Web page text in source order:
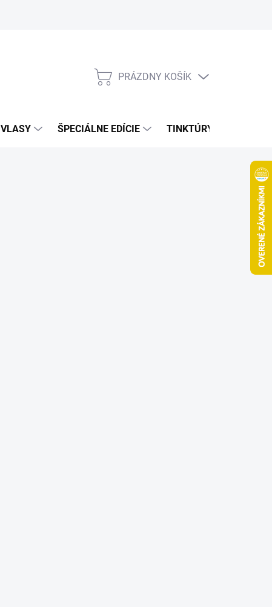
NÁKUPNÝ
PRÁZDNY KOŠÍK
VLASY ŠPECIÁLNE EDÍCIE TINKTÚRY